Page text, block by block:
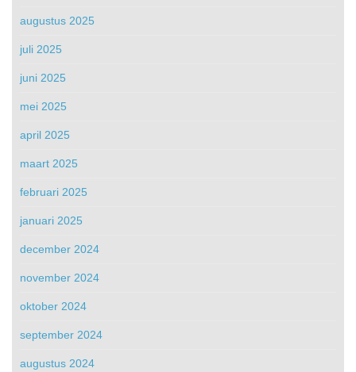
augustus 2025
juli 2025
juni 2025
mei 2025
april 2025
maart 2025
februari 2025
januari 2025
december 2024
november 2024
oktober 2024
september 2024
augustus 2024